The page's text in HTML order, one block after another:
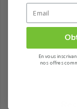
En vous
nos offres